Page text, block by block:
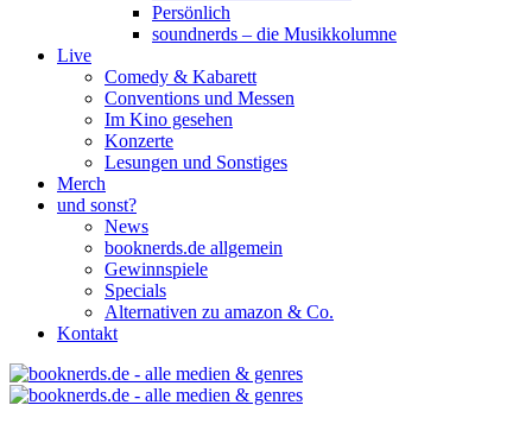
Persönlich
soundnerds – die Musikkolumne
Live
Comedy & Kabarett
Conventions und Messen
Im Kino gesehen
Konzerte
Lesungen und Sonstiges
Merch
und sonst?
News
booknerds.de allgemein
Gewinnspiele
Specials
Alternativen zu amazon & Co.
Kontakt